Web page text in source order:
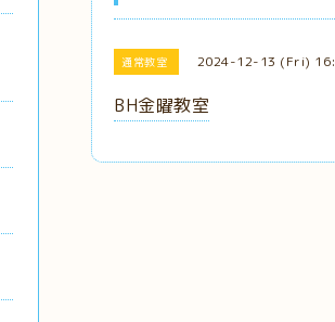
通常教室 2024-12-13 (Fri)
BH金曜教室